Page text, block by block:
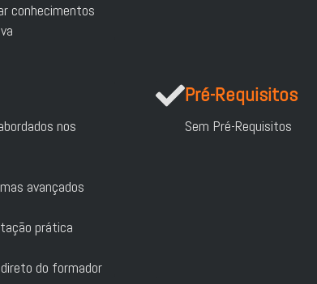
conhecimentos
nos
avançados
prática
do formador
Pré-Requisitos
Sem Pré-Requisitos